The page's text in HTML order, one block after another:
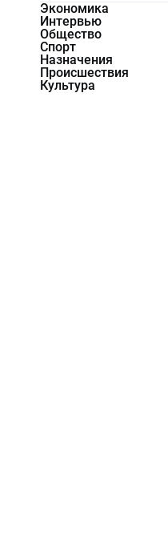
Экономика
Интервью
Общество
Спорт
Назначения
Происшествия
Культура